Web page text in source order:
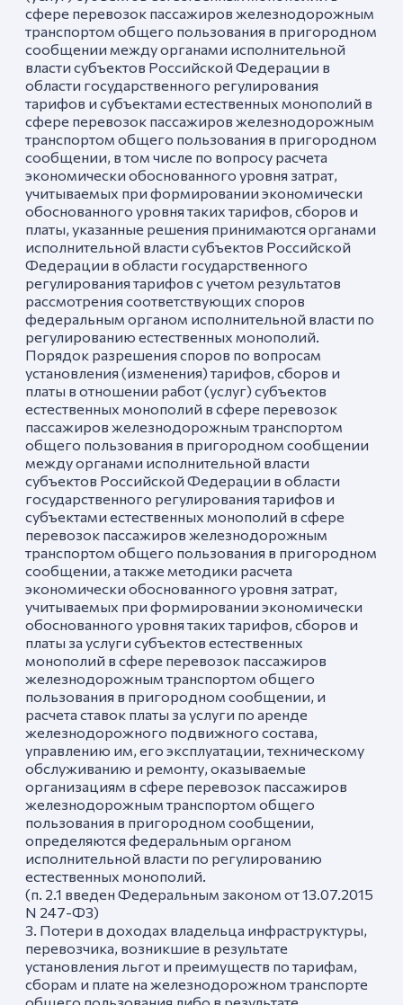
сфере перевозок пассажиров железнодорожным
транспортом общего пользования в пригородном
сообщении между органами исполнительной
власти субъектов Российской Федерации в
области государственного регулирования
тарифов и субъектами естественных монополий в
сфере перевозок пассажиров железнодорожным
транспортом общего пользования в пригородном
сообщении, в том числе по вопросу расчета
экономически обоснованного уровня затрат,
учитываемых при формировании экономически
обоснованного уровня таких тарифов, сборов и
платы, указанные решения принимаются органами
исполнительной власти субъектов Российской
Федерации в области государственного
регулирования тарифов с учетом результатов
рассмотрения соответствующих споров
федеральным органом исполнительной власти по
регулированию естественных монополий.
Порядок разрешения споров по вопросам
установления (изменения) тарифов, сборов и
платы в отношении работ (услуг) субъектов
естественных монополий в сфере перевозок
пассажиров железнодорожным транспортом
общего пользования в пригородном сообщении
между органами исполнительной власти
субъектов Российской Федерации в области
государственного регулирования тарифов и
субъектами естественных монополий в сфере
перевозок пассажиров железнодорожным
транспортом общего пользования в пригородном
сообщении, а также методики расчета
экономически обоснованного уровня затрат,
учитываемых при формировании экономически
обоснованного уровня таких тарифов, сборов и
платы за услуги субъектов естественных
монополий в сфере перевозок пассажиров
железнодорожным транспортом общего
пользования в пригородном сообщении, и
расчета ставок платы за услуги по аренде
железнодорожного подвижного состава,
управлению им, его эксплуатации, техническому
обслуживанию и ремонту, оказываемые
организациям в сфере перевозок пассажиров
железнодорожным транспортом общего
пользования в пригородном сообщении,
определяются федеральным органом
исполнительной власти по регулированию
естественных монополий.
(п. 2.1 введен Федеральным законом от 13.07.2015
N 247-ФЗ)
3. Потери в доходах владельца инфраструктуры,
перевозчика, возникшие в результате
установления льгот и преимуществ по тарифам,
сборам и плате на железнодорожном транспорте